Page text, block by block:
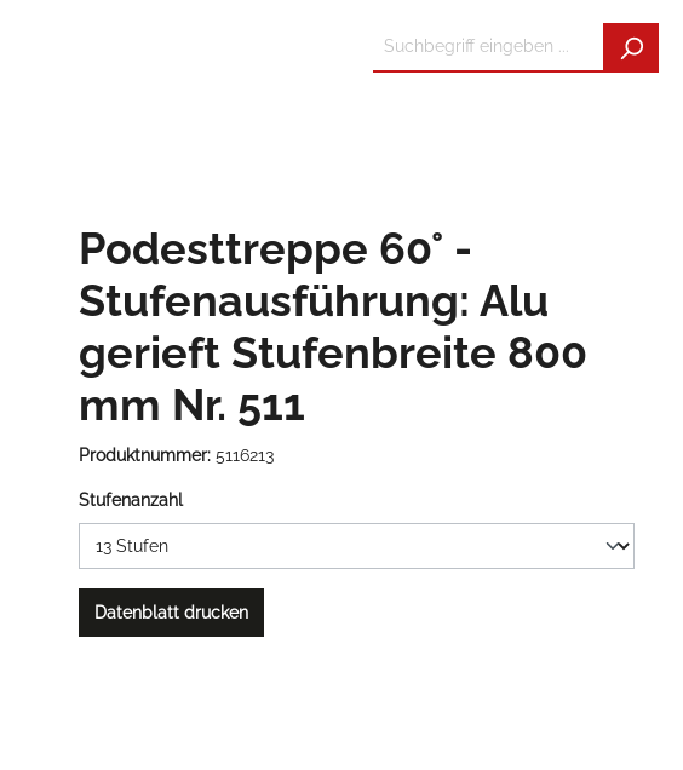
Podesttreppe 60° -
Stufenausführung: Alu
gerieft Stufenbreite 800
mm Nr. 511
Produktnummer: 5116213
Stufenanzahl
Datenblatt drucken